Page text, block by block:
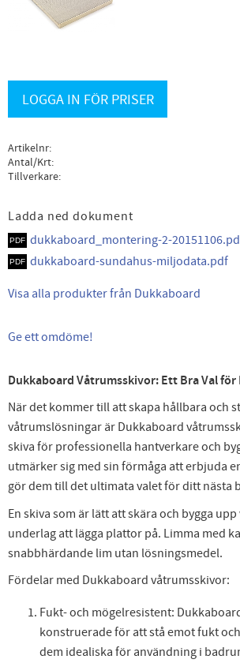
LOGGA IN FÖR PRISER
Artikelnr
Antal/Krt
Tillverkare
Ladda ned dokument
dukkaboard_montering-2-
dukkaboard-sundahus-miljodata.pdf
Visa alla produkter från Dukkaboard
Ge ett omdöme!
Dukkaboard Våtrumsskivor: Ett Bra Val
När det kommer till att skapa hållbara och
våtrumslösningar är Dukkaboard
skiva för professionella hantverkare och
utmärker sig med sin förmåga att erbjuda
gör dem till det ultimata valet för ditt nästa
En skiva som är lätt att skära och bygga
underlag att lägga plattor på. Limma med
snabbhärdande lim utan lösningsmedel.
Fördelar med Dukkaboard våtrumsskivor:
Fukt- och mögelresistent:
konstruerade för att stå emot fukt
dem idealiska för användning i